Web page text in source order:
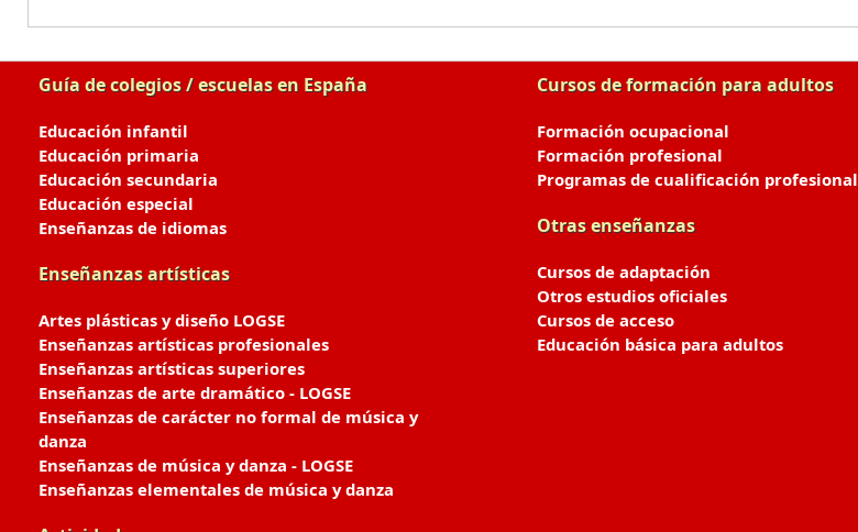
Guía de colegios / escuelas en España
Educación infantil
Educación primaria
Educación secundaria
Educación especial
Enseñanzas de idiomas
Enseñanzas artísticas
Artes plásticas y diseño LOGSE
Enseñanzas artísticas profesionales
Enseñanzas artísticas superiores
Enseñanzas de arte dramático - LOGSE
Enseñanzas de carácter no formal de música y
danza
Enseñanzas de música y danza - LOGSE
Enseñanzas elementales de música y danza
Cursos de formación para adultos
Formación ocupacional
Formación profesional
Programas de cualificación profesional
Otras enseñanzas
Cursos de adaptación
Otros estudios oficiales
Cursos de acceso
Educación básica para adultos